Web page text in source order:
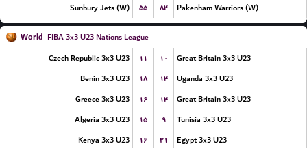
Sunbury Jets (W)
۵۵ ۸۴ Pakenham Warriors (W)
World FIBA 3x3 U23 Nations League
Czech Republic 3x3 U23
۱۱ ۱۰
Great Britain 3x3 U23
Benin 3x3 U23
۱۸ ۱۴
Uganda 3x3 U23
Greece 3x3 U23
۱۶ ۱۴
Great Britain 3x3 U23
Algeria 3x3 U23
۱۵ ۹
Tunisia 3x3 U23
Kenya 3x3 U23
۱۶ ۲۱
Egypt 3x3 U23